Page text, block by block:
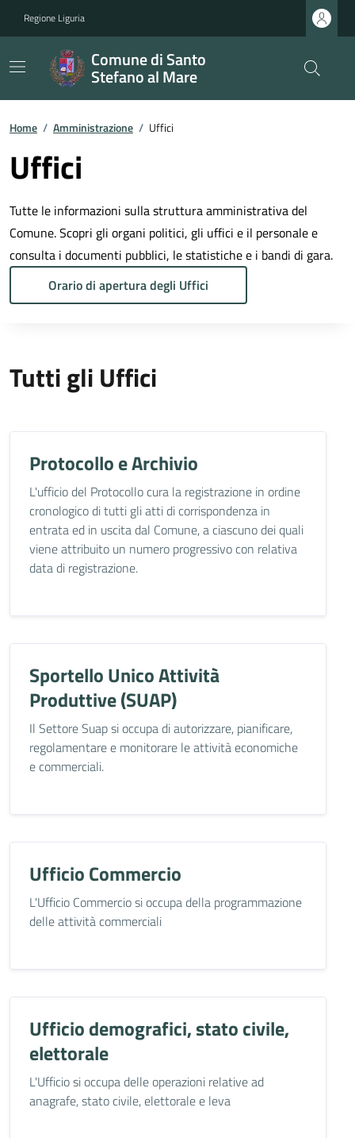
Regione Liguria
Comune di Santo
Stefano al Mare
Home / Amministrazione / Uffici
Uffici
Tutte le informazioni sulla struttura amministrativa del
Comune. Scopri gli organi politici, gli uffici e il personale e
consulta i documenti pubblici, le statistiche e i bandi di gara.
Orario di apertura degli Uffici
Tutti gli Uffici
Protocollo e Archivio
L'ufficio del Protocollo cura la registrazione in ordine
cronologico di tutti gli atti di corrispondenza in
entrata ed in uscita dal Comune, a ciascuno dei quali
viene attribuito un numero progressivo con relativa
data di registrazione.
Sportello Unico Attività
Produttive (SUAP)
Il Settore Suap si occupa di autorizzare, pianificare,
regolamentare e monitorare le attività economiche
e commerciali.
Ufficio Commercio
L'Ufficio Commercio si occupa della programmazione
delle attività commerciali
Ufficio demografici, stato civile,
elettorale
L'Ufficio si occupa delle operazioni relative ad
anagrafe, stato civile, elettorale e leva